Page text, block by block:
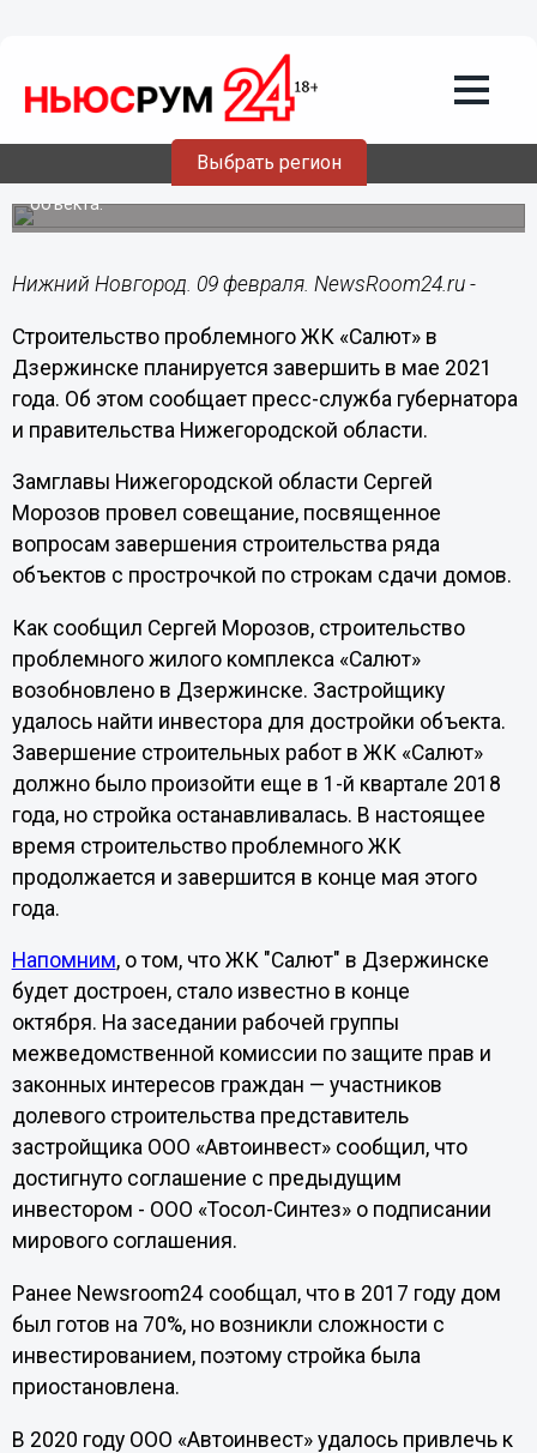
Выбрать регион
Названы сроки завершения
строительства проблемного ЖК
«Салют» в Дзержинске
Застройщику удалось найти инвестора для достройки
объекта.
Нижний Новгород. 09 февраля. NewsRoom24.ru -
Строительство проблемного ЖК «Салют» в
Дзержинске планируется завершить в мае 2021
года. Об этом сообщает пресс-служба губернатора
и правительства Нижегородской области.
Замглавы Нижегородской области Сергей
Морозов провел совещание, посвященное
вопросам завершения строительства ряда
объектов с прострочкой по строкам сдачи домов.
Как сообщил Сергей Морозов, строительство
проблемного жилого комплекса «Салют»
возобновлено в Дзержинске. Застройщику
удалось найти инвестора для достройки объекта.
Завершение строительных работ в ЖК «Салют»
должно было произойти еще в 1-й квартале 2018
года, но стройка останавливалась. В настоящее
время строительство проблемного ЖК
продолжается и завершится в конце мая этого
года.
Напомним, о том, что ЖК "Салют" в Дзержинске
будет достроен, стало известно в конце
октября. На заседании рабочей группы
межведомственной комиссии по защите прав и
законных интересов граждан — участников
долевого строительства представитель
застройщика ООО «Автоинвест» сообщил, что
достигнуто соглашение с предыдущим
инвестором - ООО «Тосол-Синтез» о подписании
мирового соглашения.
Ранее Newsroom24 сообщал, что в 2017 году дом
был готов на 70%, но возникли сложности с
инвестированием, поэтому стройка была
приостановлена.
В 2020 году ООО «Автоинвест» удалось привлечь к